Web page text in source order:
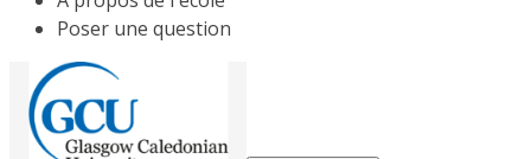
Poser une question